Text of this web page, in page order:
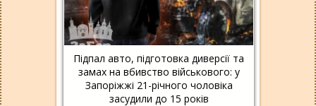
Підпал авто, підготовка диверсії та
замах на вбивство військового: у
Запоріжжі 21-річного чоловіка
засудили до 15 років